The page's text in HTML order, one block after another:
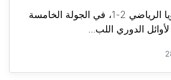
فوز الأنصار على جويا الرياضي 2-1، في الجولة الخامسة
الدوري اللب...